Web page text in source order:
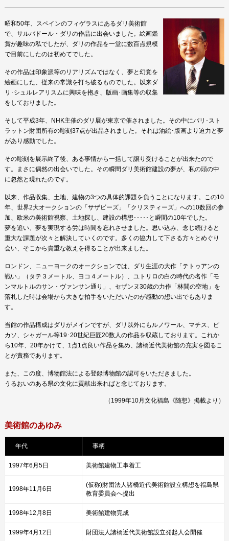
昭和50年、スペインのフィゲラスにあるダリ美術館
で、サルバドール・ダリの作品に出会いました。絵画鑑
賞が趣味の私でしたが、ダリの作品を一堂に数百点規模
で目前にしたのは初めてでした。
その作品は印象派等のリアリズムではなく、夢と幻覚を
絵画にした、従来の常識を打ち破るものでした。以来ダ
リ･シュルレアリスムに興味を抱き、版画･画集等の収集
をしておりました。
そして平成3年、NHK主催のダリ展が東京で催されました。その中にパリ･スト
ラットン財団所有の彫刻37点が出品されました。それは油絵･版画より迫力と夢
があり感動でした。
その彫刻を展示終了後、ある事情から一括して譲り受けることが出来たので
す。まさに偶然の出会いでした。その瞬間ダリ美術館建設の夢が、私の頭の中
に忽然と現れたのです。
以来、作品収集、土地、建物の3つの具体的課題を負うことになります。この10
年、世界2大オークションの「サザビーズ」「クリスティーズ」への10数回の参
加、欧米の美術館視察、土地探し、建設の構想･････と瞬間の10年でした。
夢を追い、夢を実現する労は時間を忘れさせました。思い込み、念じ続けると
重大な課題が次々と解決していくのです。多くの協力して下さる方々とめぐり
会い、そこから貴重な教えを得ることが出来ました。
ロンドン、ニューヨークのオークションでは、ダリ生涯の大作「テトゥアンの
戦い」（タテ３メートル、ヨコ４メートル）、ユトリロの白の時代の名作「モ
ンマルトルのサン・ヴァンサン通り」、セザンヌ30歳の力作「林間の空地」を
落札した時は会場から大きな拍手をいただいたのが感動の想い出でもありま
す。
当館の作品構成はダリがメインですが、ダリ以外にもルノワール、マチス、ピ
カソ、シャガール等19･20世紀巨匠20数人の作品を収蔵しております。これか
ら10年、20年かけて、1点1点良い作品を集め、諸橋近代美術館の充実を図るこ
とが責務であります。
また、この度、博物館法による登録博物館の認可をいただきました。
うるおいのある県の文化に貢献出来ればと念じております。
（1999年10月文化福島《随想》掲載より）
美術館のあゆみ
年代 事柄
1997年6月5日 美術館建物工事着工
1998年11月6日
(仮称)財団法人諸橋近代美術館設立構想を福島県
教育委員会へ提出
1998年12月8日 美術館建物完成
1999年4月12日 財団法人諸橋近代美術館設立発起人会開催